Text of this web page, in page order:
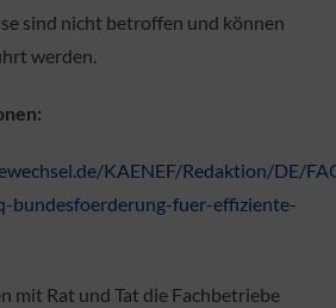
sind nicht betroffen und können
werden.
KAENEF/Redaktion/DE/
bundesfoerderung-fuer-effiziente-
mit Rat und Tat die Fachbetriebe